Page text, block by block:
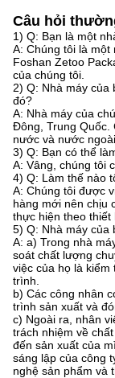
Câu hỏi
1) Q: Bạn là một
A: Chúng tôi là một
Foshan Zetoo
của chúng tôi.
2) Q: Nhà máy của
đó?
A: Nhà máy của
Đông, Trung Quốc.
nước và nước
3) Q: Bạn có thể
A: Vâng, chúng tôi
4) Q: Làm thế nào
A: Chúng tôi được
hàng mới nên chịu
thực hiện theo thiết
5) Q: Nhà máy của
A: a) Trong nhà
soát chất lượng
việc của họ là
trình.
b) Các công nhân
trình sản xuất và
c) Ngoài ra, nhân
trách nhiệm về
đến sản xuất của
sáng lập của công
nghệ sản phẩm và